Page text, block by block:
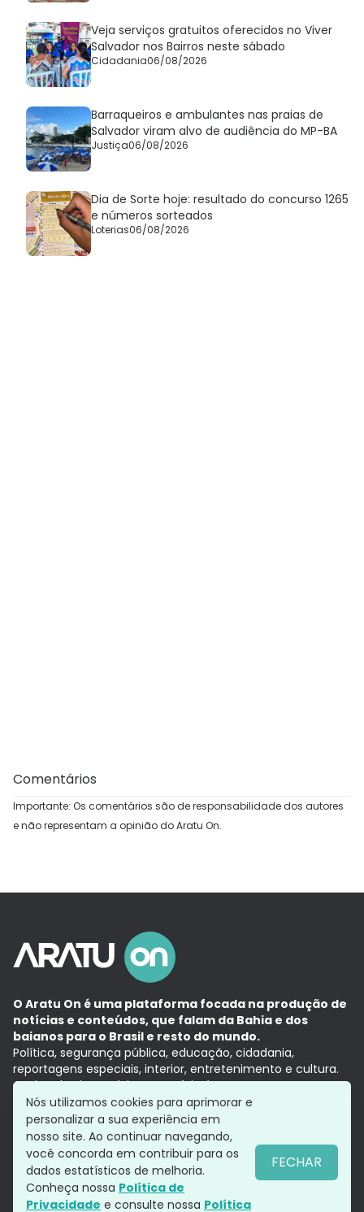
Veja serviços gratuitos oferecidos no Viver
Salvador nos Bairros neste sábado
Cidadania06/08/2026
Barraqueiros e ambulantes nas praias de
Salvador viram alvo de audiência do MP-BA
Justiça06/08/2026
Dia de Sorte hoje: resultado do concurso 1265
e números sorteados
Loterias06/08/2026
Comentários
Importante: Os comentários são de responsabilidade dos autores
e não representam a opinião do Aratu On.
O Aratu On é uma plataforma focada na produção de
notícias e conteúdos, que falam da Bahia e dos
baianos para o Brasil e resto do mundo.
Política, segurança pública, educação, cidadania,
reportagens especiais, interior, entretenimento e cultura.
Aqui, tudo vira notícia e a notícia é no tempo presente,
com a credibilidade do Grupo Aratu.
Grupo Aratu
Política de privacidade
Siga-nos
Nós utilizamos cookies para aprimorar e
personalizar a sua experiência em
nosso site. Ao continuar navegando,
você concorda em contribuir para os
dados estatísticos de melhoria.
Conheça nossa Política de
Privacidade e consulte nossa Política
FECHAR